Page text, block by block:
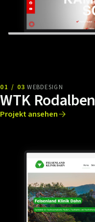
01 / 03 WEBDESIGN
WTK Rodalben
Projekt ansehen